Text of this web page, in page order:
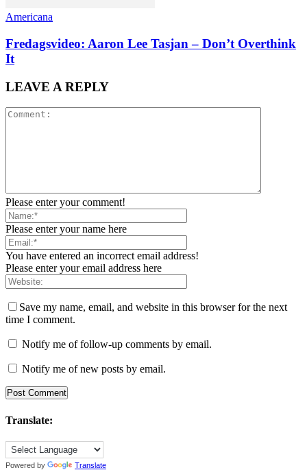
Americana
Fredagsvideo: Aaron Lee Tasjan – Don’t Overthink
It
LEAVE A REPLY
Please enter your comment!
Please enter your name here
You have entered an incorrect email address!
Please enter your email address here
Save my name, email, and website in this browser for the next
time I comment.
Notify me of follow-up comments by email.
Notify me of new posts by email.
Translate:
Powered by Translate